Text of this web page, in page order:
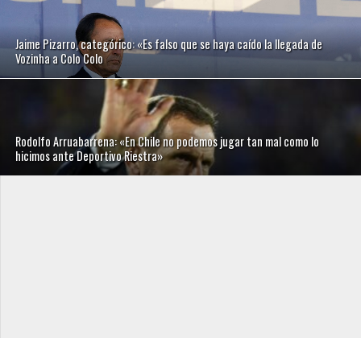
Jaime Pizarro, categórico: «Es falso que se haya caído la llegada de
Vozinha a Colo Colo
Rodolfo Arruabarrena: «En Chile no podemos jugar tan mal como lo
hicimos ante Deportivo Riestra»